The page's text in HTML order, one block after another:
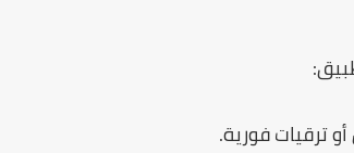
ترقيات فورية.